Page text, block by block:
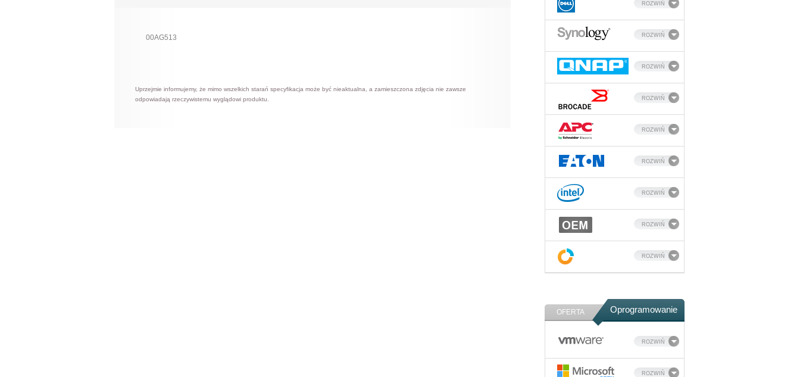
ROZWIŃ
ROZWIŃ
ROZWIŃ
ROZWIŃ
ROZWIŃ
ROZWIŃ
ROZWIŃ
ROZWIŃ
ROZWIŃ
OFERTA Oprogramowanie
ROZWIŃ
ROZWIŃ
00AG513
Uprzejmie informujemy, że mimo wszelkich starań specyfikacja może być nieaktualna, a zamieszczona zdjęcia nie zawsze
odpowiadają rzeczywistemu wyglądowi produktu.